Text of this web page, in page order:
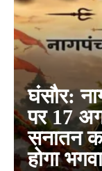
घंसौर:
पर 17
सनातन
होगा